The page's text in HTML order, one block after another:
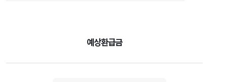
예상환급금